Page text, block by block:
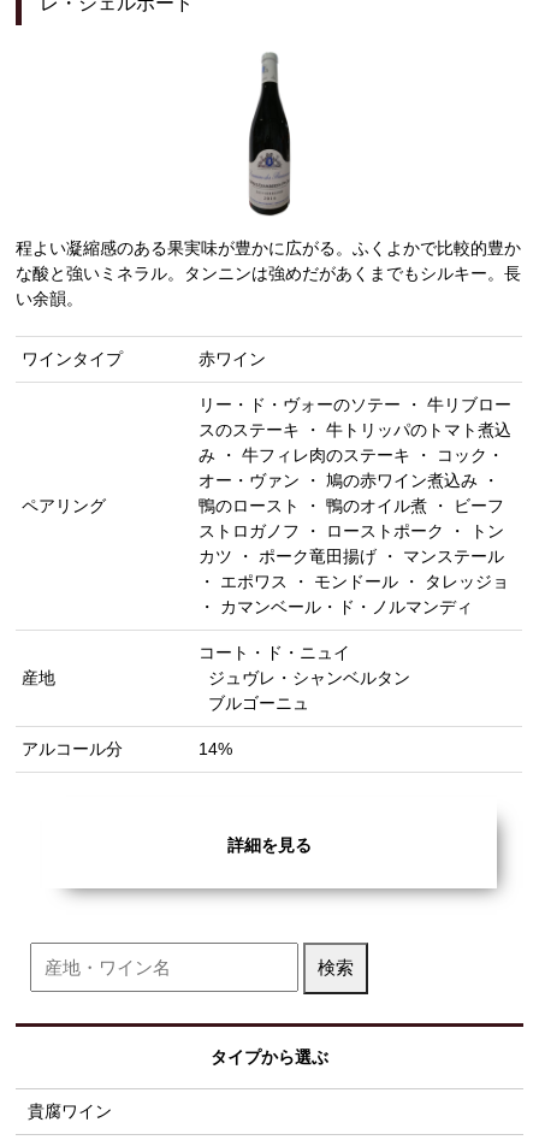
程よい凝縮感のある果実味が豊かに広がる。ふくよかで比較的豊か
な酸と強いミネラル。タンニンは強めだがあくまでもシルキー。長
い余韻。
ワインタイプ 赤ワイン
ペアリング
リー・ド・ヴォーのソテー ・ 牛リブロー
スのステーキ ・ 牛トリッパのトマト煮込
み ・ 牛フィレ肉のステーキ ・ コック・
オー・ヴァン ・ 鳩の赤ワイン煮込み ・
鴨のロースト ・ 鴨のオイル煮 ・ ビーフ
ストロガノフ ・ ローストポーク ・ トン
カツ ・ ポーク竜田揚げ ・ マンステール
・ エポワス ・ モンドール ・ タレッジョ
・ カマンベール・ド・ノルマンディ
産地
コート・ド・ニュイ
ジュヴレ・シャンベルタン
ブルゴーニュ
アルコール分 14%
詳細を見る
タイプから選ぶ
貴腐ワイン